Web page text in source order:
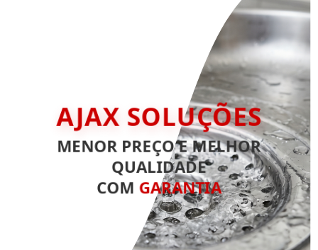
AJAX SOLUÇÕES
MENOR PREÇO E MELHOR
QUALIDADE
COM GARANTIA